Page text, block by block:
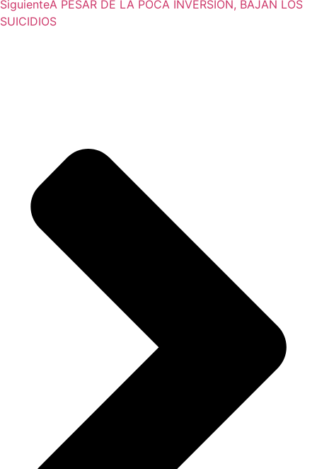
SiguienteA PESAR DE LA POCA INVERSIÓN, BAJAN LOS
SUICIDIOS